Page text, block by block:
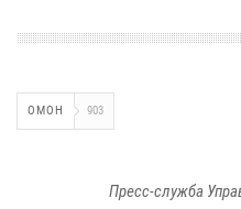
ОМОН 903
Пресс-служба